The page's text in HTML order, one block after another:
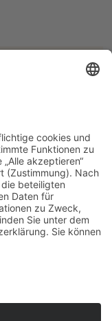
Dinge 2025-